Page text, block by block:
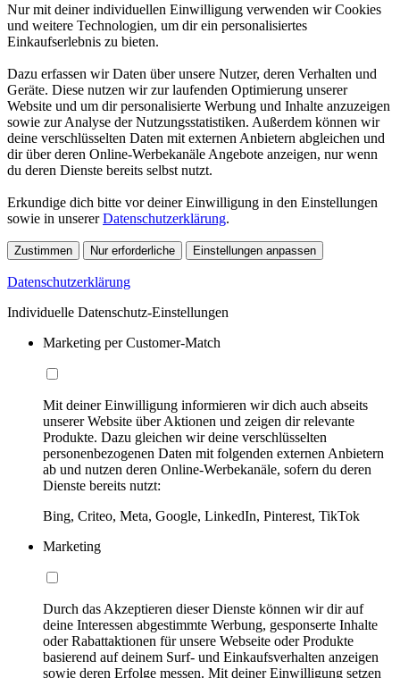
Nur mit deiner individuellen Einwilligung verwenden wir Cookies
und weitere Technologien, um dir ein personalisiertes
Einkaufserlebnis zu bieten.
Dazu erfassen wir Daten über unsere Nutzer, deren Verhalten und
Geräte. Diese nutzen wir zur laufenden Optimierung unserer
Website und um dir personalisierte Werbung und Inhalte anzuzeigen
sowie zur Analyse der Nutzungsstatistiken. Außerdem können wir
deine verschlüsselten Daten mit externen Anbietern abgleichen und
dir über deren Online-Werbekanäle Angebote anzeigen, nur wenn
du deren Dienste bereits selbst nutzt.
Erkundige dich bitte vor deiner Einwilligung in den Einstellungen
sowie in unsererDatenschutzerklärung.
Zustimmen Nur erforderliche Einstellungen anpassen
Datenschutzerklärung
Individuelle Datenschutz-Einstellungen
Marketing per Customer-Match
Mit deiner Einwilligung informieren wir dich auch abseits
unserer Website über Aktionen und zeigen dir relevante
Produkte. Dazu gleichen wir deine verschlüsselten
personenbezogenen Daten mit folgenden externen Anbietern
ab und nutzen deren Online-Werbekanäle, sofern du deren
Dienste bereits nutzt:
Bing, Criteo, Meta, Google, LinkedIn, Pinterest, TikTok
Marketing
Durch das Akzeptieren dieser Dienste können wir dir auf
deine Interessen abgestimmte Werbung, gesponserte Inhalte
oder Rabattaktionen für unsere Webseite oder Produkte
basierend auf deinem Surf- und Einkaufsverhalten anzeigen
sowie deren Erfolge messen. Mit deiner Einwilligung setzen